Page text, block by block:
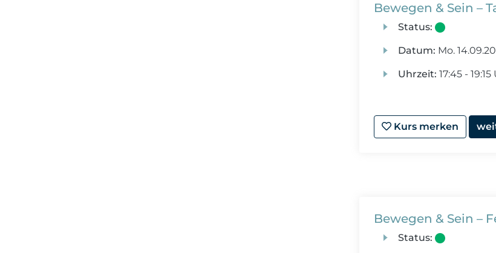
Bewegen & Sein –
Status:
Datum: Mo.
Uhrzeit: 17:45 -
Kurs merken
Bewegen & Sein –
Status: